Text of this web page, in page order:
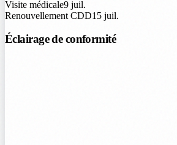
Visite médicale9 juil.
Renouvellement CDD15 juil.
Éclairage de conformité